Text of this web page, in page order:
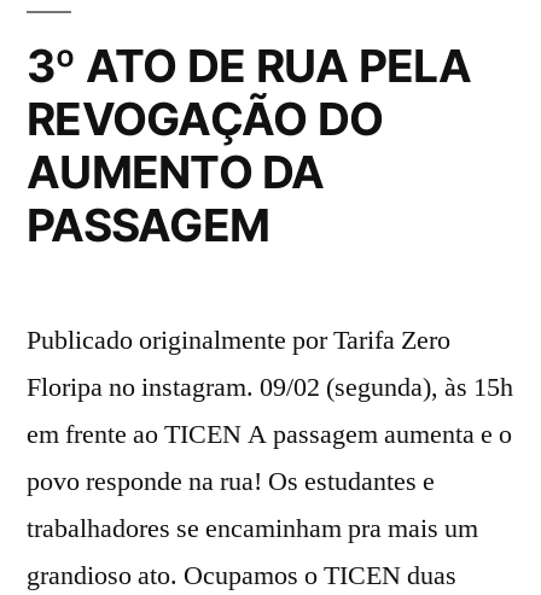
ocupação
criativa
dos
espaços
música,
arte,
cultura
popular
ocupação
espaços
públicos
3º ATO DE RUA PELA
REVOGAÇÃO DO
AUMENTO DA
PASSAGEM
Publicado originalmente por Tarifa Zero
Floripa no instagram. 09/02 (segunda), às 15h
em frente ao TICEN A passagem aumenta e o
povo responde na rua! Os estudantes e
trabalhadores se encaminham pra mais um
grandioso ato. Ocupamos o TICEN duas